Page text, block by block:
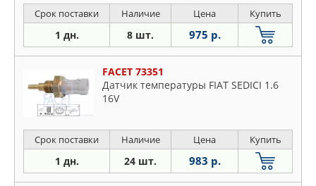
Срок поставки Наличие Цена Купить
1 дн. 8 шт. 975 р.
FACET 73351
Датчик температуры FIAT SEDICI 1.6
16V
Срок поставки Наличие Цена Купить
1 дн. 24 шт. 983 р.